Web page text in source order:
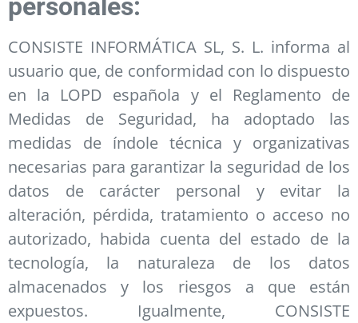
personales:
CONSISTE INFORMÁTICA SL, S. L. informa al
usuario que, de conformidad con lo dispuesto
en la LOPD española y el Reglamento de
Medidas de Seguridad, ha adoptado las
medidas de índole técnica y organizativas
necesarias para garantizar la seguridad de los
datos de carácter personal y evitar la
alteración, pérdida, tratamiento o acceso no
autorizado, habida cuenta del estado de la
tecnología, la naturaleza de los datos
almacenados y los riesgos a que están
expuestos. Igualmente, CONSISTE